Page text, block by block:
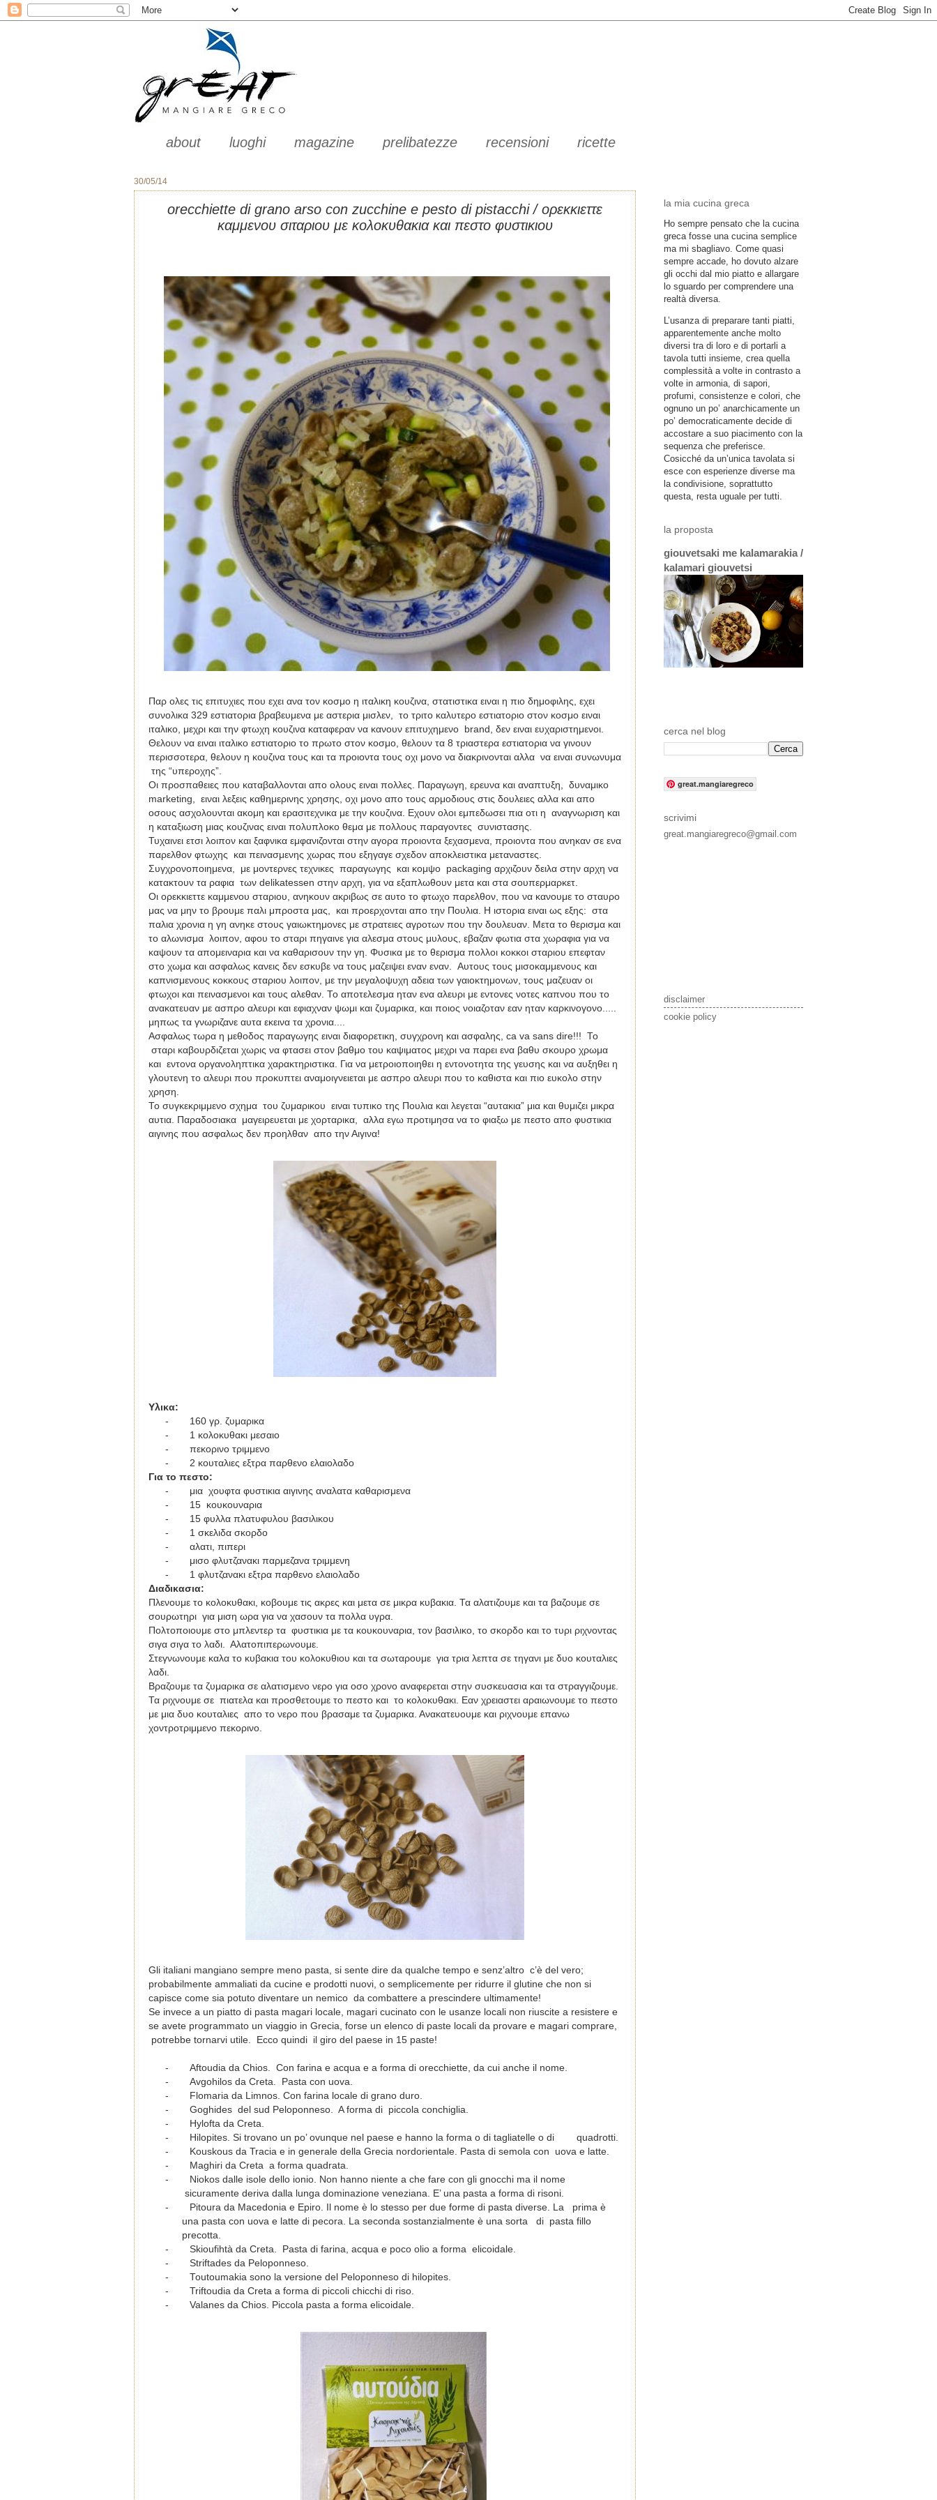
about luoghi magazine prelibatezze recensioni ricette
30/05/14
orecchiette di grano arso con zucchine e pesto di pistacchi / ορεκκιεττε
καμμενου σιταριου με κολοκυθακια και πεστο φυστικιου
Παρ ολες τις επιτυχιες που εχει ανα τον κοσμο η ιταλικη κουζινα, στατιστικα ειναι η πιο δημοφιλης, εχει
συνολικα 329 εστιατορια βραβευμενα με αστερια μισλεν, το τριτο καλυτερο εστιατοριο στον κοσμο ειναι
ιταλικο, μεχρι και την φτωχη κουζινα καταφεραν να κανουν επιτυχημενο
brand
, δεν ειναι ευχαριστημενοι.
Θελουν να ειναι ιταλικο εστιατοριο το πρωτο στον κοσμο, θελουν τα 8 τριαστερα εστιατορια να γινουν
περισσοτερα, θελουν η κουζινα τους και τα προιοντα τους οχι μονο να διακρινονται αλλα να ειναι συνωνυμα
της “υπεροχης”.
Οι προσπαθειες που καταβαλλονται απο ολους ειναι πολλες. Παραγωγη, ερευνα και αναπτυξη, δυναμικο
marketing , ειναι λεξεις καθημερινης χρησης, οχι μονο απο τους αρμοδιους στις δουλειες αλλα και απο
οσους ασχολουνται ακομη και ερασιτεχνικα με την κουζινα. Εχουν ολοι εμπεδωσει πια οτι η αναγνωριση και
η καταξιωση μιας κουζινας ειναι πολυπλοκο θεμα με πολλους παραγοντες συνιστασης.
Τυχαινει ετσι λοιπον και ξαφνικα εμφανιζονται στην αγορα προιοντα ξεχασμενα, προιοντα που ανηκαν σε ενα
παρελθον φτωχης και πεινασμενης χωρας που εξηγαγε σχεδον αποκλειστικα μεταναστες.
Συγχρονοποιημενα, με μοντερνες τεχνικες παραγωγης και κομψο packaging αρχιζουν δειλα στην αρχη να
κατακτουν τα ραφια των delikatessen στην αρχη, για να εξαπλωθουν μετα και στα σουπερμαρκετ.
Οι ορεκκιεττε καμμενου σταριου, ανηκουν ακριβως σε αυτο το φτωχο παρελθον, που να κανουμε το σταυρο
μας να μην το βρουμε παλι μπροστα μας, και προερχονται απο την Πουλια. Η ιστορια ειναι ως εξης: στα
παλια χρονια η γη ανηκε στους γαιωκτημονες με στρατειες αγροτων που την δουλευαν. Μετα το θερισμα και
το αλωνισμα λοιπον, αφου το σταρι πηγαινε για αλεσμα στους μυλους, εβαζαν φωτια στα χωραφια για να
καψουν τα απομειναρια και να καθαρισουν την γη. Φυσικα με το θερισμα πολλοι κοκκοι σταριου επεφταν
στο χωμα και ασφαλως κανεις δεν εσκυβε να τους μαζειψει εναν εναν. Αυτους τους μισοκαμμενους και
καπνισμενους κοκκους σταριου λοιπον, με την μεγαλοψυχη αδεια των γαιοκτημονων, τους μαζευαν οι
φτωχοι και πεινασμενοι και τους αλεθαν. Το αποτελεσμα ηταν ενα αλευρι με εντονες νοτες καπνου που το
ανακατευαν με ασπρο αλευρι και εφιαχναν ψωμι και ζυμαρικα, και ποιος νοιαζοταν εαν ηταν καρκινογονο.....
μηπως τα γνωριζανε αυτα εκεινα τα χρονια....
Ασφαλως τωρα η μεθοδος παραγωγης ειναι διαφορετικη, συγχρονη και ασφαλης, ca va sans dire!!! Το
σταρι καβουρδιζεται χωρις να φτασει στον βαθμο του καψιματος μεχρι να παρει ενα βαθυ σκουρο χρωμα
και εντονα οργανοληπτικα χαρακτηριστικα. Για να μετροιοποιηθει η εντονοτητα της γευσης και να αυξηθει η
γλουτενη το αλευρι που προκυπτει αναμοιγνειεται με ασπρο αλευρι που το καθιστα και πιο ευκολο στην
χρηση.
Το συγκεκριμμενο σχημα του ζυμαρικου ειναι τυπικο της Πουλια και λεγεται “αυτακια” μια και θυμιζει μικρα
αυτια. Παραδοσιακα μαγειρευεται με χορταρικα, αλλα εγω προτιμησα να το φιαξω με πεστο απο φυστικια
αιγινης που ασφαλως δεν προηλθαν απο την Αιγινα!
Yλικα:
-
160 γρ. ζυμαρικα
-
1 κολοκυθακι μεσαιο
-
πεκορινο τριμμενο
-
2 κουταλιες εξτρα παρθενο ελαιολαδο
Για το πεστο:
-
μια χουφτα φυστικια αιγινης αναλατα καθαρισμενα
-
15 κουκουναρια
-
15 φυλλα πλατυφυλου βασιλικου
-
1 σκελιδα σκορδο
-
αλατι, πιπερι
-
μισο φλυτζανακι παρμεζανα τριμμενη
-
1 φλυτζανακι εξτρα παρθενο ελαιολαδο
Διαδικασια:
Πλενουμε το κολοκυθακι, κοβουμε τις ακρες και μετα σε μικρα κυβακια. Τα αλατιζουμε και τα βαζουμε σε
σουρωτηρι για μιση ωρα για να χασουν τα πολλα υγρα.
Πολτοποιουμε στο μπλεντερ τα φυστικια με τα κουκουναρια, τον βασιλικο, το σκορδο και το τυρι ριχνοντας
σιγα σιγα το λαδι. Αλατοπιπερωνουμε.
Στεγνωνουμε καλα το κυβακια του κολοκυθιου και τα σωταρουμε για τρια λεπτα σε τηγανι με δυο κουταλιες
λαδι.
Βραζουμε τα ζυμαρικα σε αλατισμενο νερο για οσο χρονο αναφερεται στην συσκευασια και τα στραγγιζουμε.
Τα ριχνουμε σε πιατελα και προσθετουμε το πεστο και το κολοκυθακι. Εαν χρειαστει αραιωνουμε το πεστο
με μια δυο κουταλιες απο το νερο που βρασαμε τα ζυμαρικα. Ανακατευουμε και ριχνουμε επανω
χοντροτριμμενο πεκορινο.
Gli italiani mangiano sempre meno pasta, si sente dire da qualche tempo e senz’altro c’è del vero;
probabilmente ammaliati da cucine e prodotti nuovi, o semplicemente per ridurre il glutine che non si
capisce come sia potuto diventare un nemico da combattere a prescindere ultimamente!
Se invece a un piatto di pasta magari locale, magari cucinato con le usanze locali non riuscite a resistere e
se avete programmato un viaggio in Grecia, forse un elenco di paste locali da provare e magari comprare,
potrebbe tornarvi utile. Ecco quindi il giro del paese in 15 paste!
-
Aftoudia da Chios. Con farina e acqua e a forma di orecchiette, da cui anche il nome.
-
Avgohilos da Creta. Pasta con uova.
-
Flomaria da Limnos Con farina locale di grano duro.
-
Goghides del sud Peloponneso. A forma di piccola conchiglia.
-
Hylofta da Creta.
-
Hilopites. Si trovano un po’ ovunque nel paese e hanno la forma o di tagliatelle o di quadrotti.
-
Kouskous da Tracia e in generale della Grecia nordorientale. Pasta di semola con uova e latte.
-
Maghiri da Creta a forma quadrata.
-
Niokos dalle isole dello ionio. Non hanno niente a che fare con gli gnocchi ma il nome
sicuramente deriva dalla lunga dominazione veneziana. E’ una pasta a forma di risoni.
-
Pitoura da Macedonia e Epiro. Il nome è lo stesso per due forme di pasta diverse. La prima è
una pasta con uova e latte di pecora. La seconda sostanzialmente è una sorta di pasta fillo
precotta.
-
Skioufihtà da Creta. Pasta di farina, acqua e poco olio a forma elicoidale.
-
Striftades da Peloponneso
-
Toutoumakia sono la versione del Peloponneso di hilopites.
-
Triftoudia da Creta a forma di piccoli chicchi di riso.
-
Valanes da Chios. Piccola pasta a forma elicoidale.
la mia cucina greca
Ho sempre pensato che la cucina
greca fosse una cucina semplice
ma mi sbagliavo. Come quasi
sempre accade, ho dovuto alzare
gli occhi dal mio piatto e allargare
lo sguardo per comprendere una
realtà diversa.
L’usanza di preparare tanti piatti,
apparentemente anche molto
diversi tra di loro e di portarli a
tavola tutti insieme, crea quella
complessità a volte in contrasto a
volte in armonia, di sapori,
profumi, consistenze e colori, che
ognuno un po’ anarchicamente un
po’ democraticamente decide di
accostare a suo piacimento con la
sequenza che preferisce.
Cosicché da un’unica tavolata si
esce con esperienze diverse ma
la condivisione, soprattutto
questa, resta uguale per tutti.
la proposta
giouvetsaki me kalamarakia /
kalamari giouvetsi
cerca nel blog
great.mangiaregreco
scrivimi
great.mangiaregreco@gmail.com
disclaimer
cookie policy